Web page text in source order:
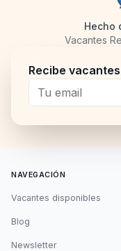
Hecho
Vacantes
Recibe
NAVEGACIÓN
Vacantes disponibles
Blog
Newsletter